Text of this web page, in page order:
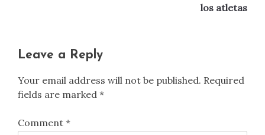
los atletas
Leave a Reply
Your email address will not be published. Required
fields are marked *
Comment *